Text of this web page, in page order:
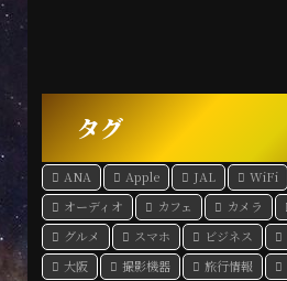
タグ
ANA Apple JAL WiFi
オーディオ
カフェ カメラ
グルメ
スマホ ビジネス
大阪
撮影機器 旅行情報